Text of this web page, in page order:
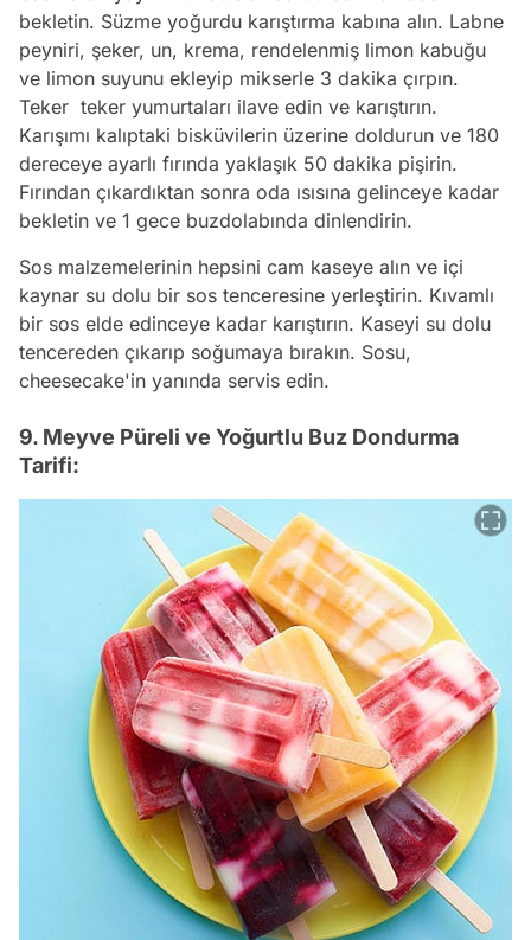
bekletin. Süzme yoğurdu karıştırma kabına alın. Labne
peyniri, şeker, un, krema, rendelenmiş limon kabuğu
ve limon suyunu ekleyip mikserle 3 dakika çırpın.
Teker teker yumurtaları ilave edin ve karıştırın.
Karışımı kalıptaki bisküvilerin üzerine doldurun ve 180
dereceye ayarlı fırında yaklaşık 50 dakika pişirin.
Fırından çıkardıktan sonra oda ısısına gelinceye kadar
bekletin ve 1 gece buzdolabında dinlendirin.
Sos malzemelerinin hepsini cam kaseye alın ve içi
kaynar su dolu bir sos tenceresine yerleştirin. Kıvamlı
bir sos elde edinceye kadar karıştırın. Kaseyi su dolu
tencereden çıkarıp soğumaya bırakın. Sosu,
cheesecake'in yanında servis edin.
9. Meyve Püreli ve Yoğurtlu Buz Dondurma
Tarifi: